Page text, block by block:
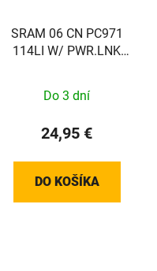
SRAM 06 CN PC971
114LI W/ PWR.LNK
Do 3 dní
24,95 €
DO KOŠÍKA